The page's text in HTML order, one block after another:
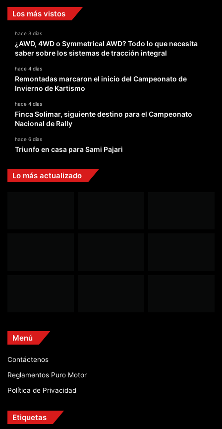
Los más vistos
hace 3 días
¿AWD, 4WD o Symmetrical AWD? Todo lo que necesita
saber sobre los sistemas de tracción integral
hace 4 días
Remontadas marcaron el inicio del Campeonato de
Invierno de Kartismo
hace 4 días
Finca Solimar, siguiente destino para el Campeonato
Nacional de Rally
hace 6 días
Triunfo en casa para Sami Pajari
Lo más actualizado
Menú
Contáctenos
Reglamentos Puro Motor
Política de Privacidad
Etiquetas